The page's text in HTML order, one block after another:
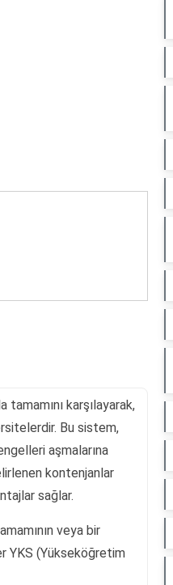
tamamını karşılayarak,
Bu sistem,
aşmalarına
kontenjanlar
sağlar.
veya bir
YKS (Yükseköğretim